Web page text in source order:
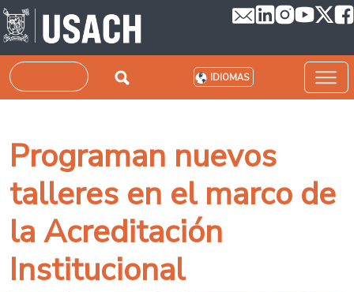
Pasar al contenido principal
Buscar IDIOMAS
Programan nuevos
talleres en el marco de
la Acreditación
Institucional